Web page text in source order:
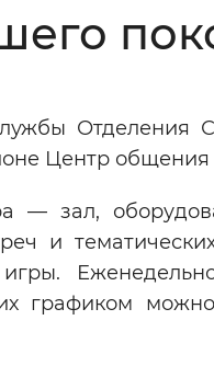
Отделения
Центр
— зал,
и
графиком